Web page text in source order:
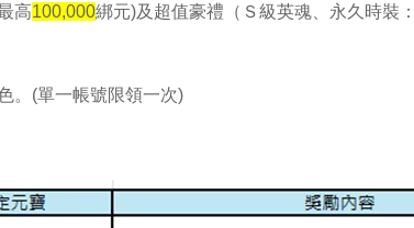
高100,000綁元)及超值豪禮（Ｓ級英魂、永久時裝
。(單一帳號限領一次)